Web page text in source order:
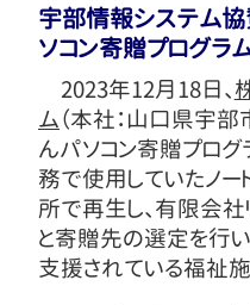
宇部情報システム協
ソコン寄贈プログラ
2023年12月18日、
ム（本社：山口県宇部
んパソコン寄贈プログ
務で使用していたノ
所で再生し、有限会
と寄贈先の選定を行
支援されている福祉施